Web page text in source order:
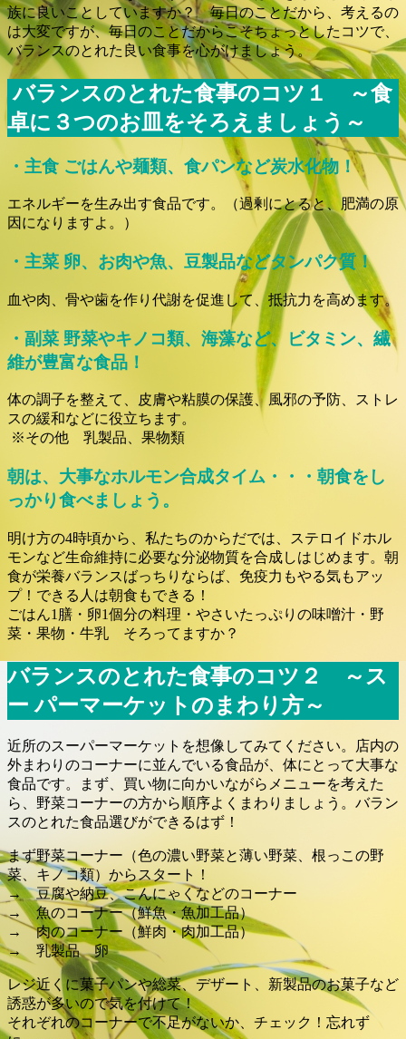
族に良いことしていますか？ 毎日のことだから、考えるの
は大変ですが、毎日のことだからこそちょっとしたコツで、
バランスのとれた良い食事を心がけましょう。
バランスのとれた食事のコツ１ ～食
卓に３つのお皿をそろえましょう～
・主食 ごはんや麺類、食パンなど炭水化物！
エネルギーを生み出す食品です。（過剰にとると、肥満の原
因になりますよ。）
・主菜 卵、お肉や魚、豆製品などタンパク質！
血や肉、骨や歯を作り代謝を促進して、抵抗力を高めます。
・副菜 野菜やキノコ類、海藻など、ビタミン、繊
維が豊富な食品！
体の調子を整えて、皮膚や粘膜の保護、風邪の予防、ストレ
スの緩和などに役立ちます。
※その他 乳製品、果物類
朝は、大事なホルモン合成タイム・・・朝食をし
っかり食べましょう。
明け方の4時頃から、私たちのからだでは、ステロイドホル
モンなど生命維持に必要な分泌物質を合成しはじめます。朝
食が栄養バランスばっちりならば、免疫力もやる気もアッ
プ！できる人は朝食もできる！
ごはん1膳・卵1個分の料理・やさいたっぷりの味噌汁・野
菜・果物・牛乳 そろってますか？
バランスのとれた食事のコツ２ ～ス
ー パーマーケットのまわり方～
近所のスーパーマーケットを想像してみてください。店内の
外まわりのコーナーに並んでいる食品が、体にとって大事な
食品です。まず、買い物に向かいながらメニューを考えた
ら、野菜コーナーの方から順序よくまわりましょう。バラン
スのとれた食品選びができるはず！
まず野菜コーナー（色の濃い野菜と薄い野菜、根っこの野
菜、キノコ類）からスタート！
→ 豆腐や納豆、こんにゃくなどのコーナー
→ 魚のコーナー（鮮魚・魚加工品）
→ 肉のコーナー（鮮肉・肉加工品）
→ 乳製品 卵
レジ近くに菓子パンや総菜、デザート、新製品のお菓子など
誘惑が多いので気を付けて！
それぞれのコーナーで不足がないか、チェック！忘れず